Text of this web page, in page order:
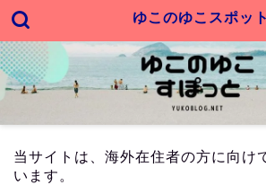
ゆこのゆこスポット
当サイトは、海外在住者の方に向け
います。